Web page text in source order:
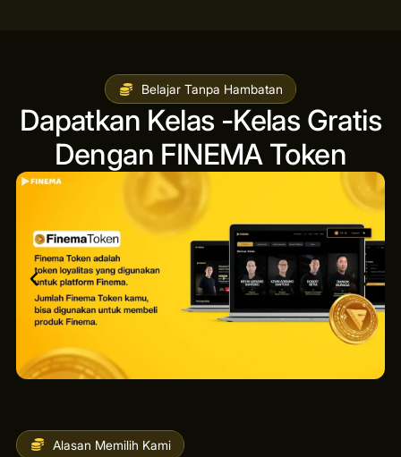
Belajar Tanpa Hambatan
Dapatkan Kelas -Kelas Gratis
Dengan FINEMA Token
Alasan Memilih Kami